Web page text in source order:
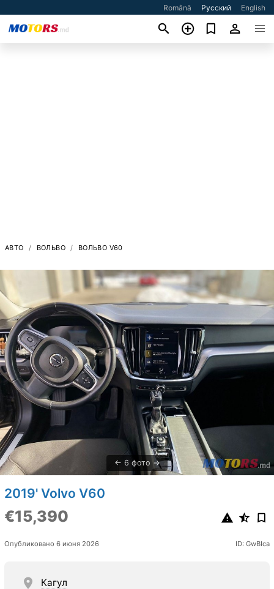
Română Русский English
АВТО ВОЛЬВО ВОЛЬВО V60
6 фото
2019' Volvo V60
€15,390
Опубликовано 6 июня 2026 ID: GwBIca
Кагул